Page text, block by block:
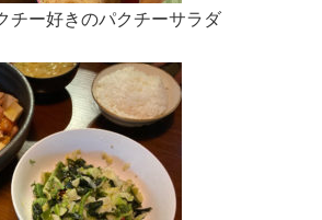
チー好きのパクチーサラダ